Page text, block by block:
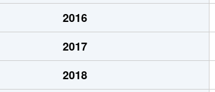
2016
2017
2018